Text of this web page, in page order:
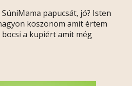
papucsát, jó? Isten
köszönöm amit értem
a kupiért amit még